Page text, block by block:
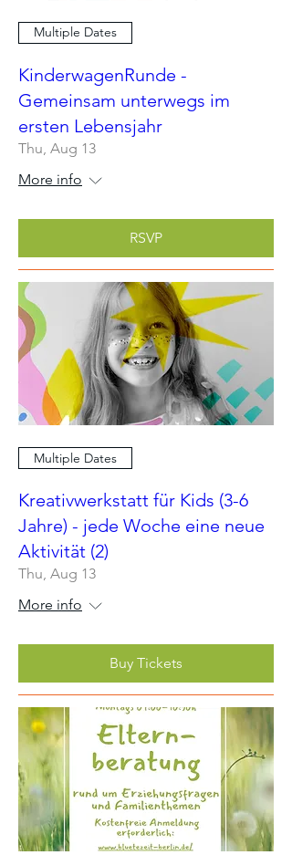
Multiple Dates
KinderwagenRunde -
Gemeinsam unterwegs im
ersten Lebensjahr
Thu, Aug 13
More info
RSVP
Multiple Dates
Kreativwerkstatt für Kids (3-6
Jahre) - jede Woche eine neue
Aktivität (2)
Thu, Aug 13
More info
Buy Tickets